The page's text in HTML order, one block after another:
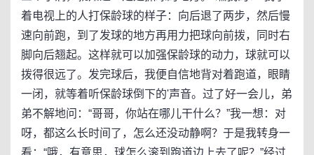
着电视上的人打保龄球的样子：向后退了两步，然后慢
速向前跑，到了发球的地方再用力把球向前拨，同时右
脚向后翘起。这样就可以加强保龄球的动力，球就可以
拨得很远了。发完球后，我便自信地背对着跑道，眼睛
一闭，就等着听保龄球倒下的'声音。过了好一会儿，弟
弟不解地问：“哥哥，你站在哪儿干什么？”我一想：对
呀，都这么长时间了，怎么还没动静啊？于是我转身一
看：“哦，有意思，球怎么滚到跑道边上去了呢？”经过